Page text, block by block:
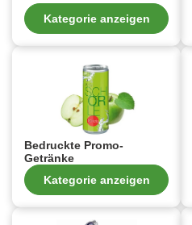
Kategorie anzeigen
Bedruckte Promo-
Getränke
Kategorie anzeigen